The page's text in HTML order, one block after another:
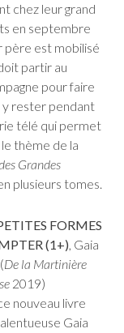
chez leur grand
en septembre
père est mobilisé
partir au
pour faire
rester pendant
télé qui permet
thème de la
Grandes
plusieurs tomes.
FORMES
(1+), Gaia
De la Martinière
2019)
nouveau livre
Gaia